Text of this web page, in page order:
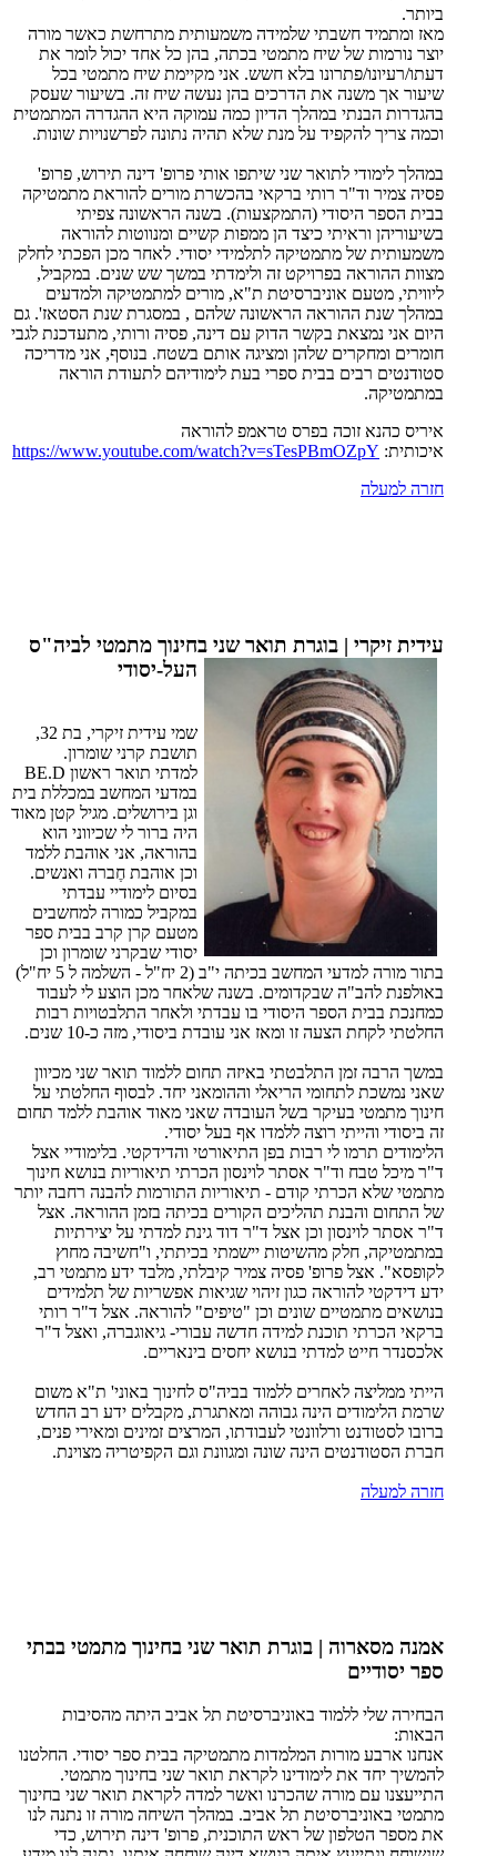
ביותר.
מאז ומתמיד חשבתי שלמידה משמעותית מתרחשת כאשר מורה
יוצר נורמות של שיח מתמטי בכתה, בהן כל אחד יכול לומר את
דעתו/רעיונו/פתרונו בלא חשש. אני מקיימת שיח מתמטי בכל
שיעור אך משנה את הדרכים בהן נעשה שיח זה. בשיעור שעסק
בהגדרות הבנתי במהלך הדיון כמה עמוקה היא ההגדרה המתמטית
וכמה צריך להקפיד על מנת שלא תהיה נתונה לפרשנויות שונות.
במהלך לימודי לתואר שני שיתפו אותי פרופ' דינה תירוש, פרופ'
פסיה צמיר וד"ר רותי ברקאי בהכשרת מורים להוראת מתמטיקה
בבית הספר היסודי (התמקצעות). בשנה הראשונה צפיתי
בשיעוריהן וראיתי כיצד הן ממפות קשיים ומנווטות להוראה
משמעותית של מתמטיקה לתלמידי יסודי. לאחר מכן הפכתי לחלק
מצוות ההוראה בפרויקט זה ולימדתי במשך שש שנים. במקביל,
ליוויתי, מטעם אוניברסיטת ת"א, מורים למתמטיקה ולמדעים
במהלך שנת ההוראה הראשונה שלהם , במסגרת שנת הסטאז'. גם
היום אני נמצאת בקשר הדוק עם דינה, פסיה ורותי, מתעדכנת לגבי
חומרים ומחקרים שלהן ומציגה אותם בשטח. בנוסף, אני מדריכה
סטודנטים רבים בבית ספרי בעת לימודיהם לתעודת הוראה
במתמטיקה.
איריס כהנא זוכה בפרס טראמפ להוראה
איכותית: https://www.youtube.com/watch?v=sTesPBmOZpY
חזרה למעלה
עידית זיקרי | בוגרת תואר שני בחינוך מתמטי לביה"ס
העל-יסודי
שמי עידית זיקרי, בת 32,
תושבת קרני שומרון.
למדתי תואר ראשון BE.D
במדעי המחשב במכללת בית
וגן בירושלים. מגיל קטן מאוד
היה ברור לי שכיווני הוא
בהוראה, אני אוהבת ללמד
וכן אוהבת חֶברה ואנשים.
בסיום לימודיי עבדתי
במקביל כמורה למחשבים
מטעם קרן קרב בבית ספר
יסודי שבקרני שומרון וכן
בתור מורה למדעי המחשב בכיתה י"ב (2 יח"ל - השלמה ל 5 יח"ל)
באולפנת להב"ה שבקדומים. בשנה שלאחר מכן הוצע לי לעבוד
כמחנכת בבית הספר היסודי בו עבדתי ולאחר התלבטויות רבות
החלטתי לקחת הצעה זו ומאז אני עובדת ביסודי, מזה כ-10 שנים.
במשך הרבה זמן התלבטתי באיזה תחום ללמוד תואר שני מכיוון
שאני נמשכת לתחומי הריאלי וההומאני יחד. לבסוף החלטתי על
חינוך מתמטי בעיקר בשל העובדה שאני מאוד אוהבת ללמד תחום
זה ביסודי והייתי רוצה ללמדו אף בעל יסודי.
הלימודים תרמו לי רבות בפן התיאורטי והדידקטי. בלימודיי אצל
ד"ר מיכל טבח וד"ר אסתר לוינסון הכרתי תיאוריות בנושא חינוך
מתמטי שלא הכרתי קודם - תיאוריות התורמות להבנה רחבה יותר
של התחום והבנת תהליכים הקורים בכיתה בזמן ההוראה. אצל
ד"ר אסתר לוינסון וכן אצל ד"ר דוד גינת למדתי על יצירתיות
במתמטיקה, חלק מהשיטות יישמתי בכיתתי, ו"חשיבה מחוץ
לקופסא". אצל פרופ' פסיה צמיר קיבלתי, מלבד ידע מתמטי רב,
ידע דידקטי להוראה כגון זיהוי שגיאות אפשריות של תלמידים
בנושאים מתמטיים שונים וכן "טיפים" להוראה. אצל ד"ר רותי
ברקאי הכרתי תוכנת למידה חדשה עבורי- גיאוגברה, ואצל ד"ר
אלכסנדר חייט למדתי בנושא יחסים בינאריים.
הייתי ממליצה לאחרים ללמוד בביה"ס לחינוך באוני' ת"א משום
שרמת הלימודים הינה גבוהה ומאתגרת, מקבלים ידע רב החדש
ברובו לסטודנט ורלוונטי לעבודתו, המרצים זמינים ומאירי פנים,
חברת הסטודנטים הינה שונה ומגוונת וגם הקפיטריה מצוינת.
חזרה למעלה
אמנה מסארוה | בוגרת תואר שני בחינוך מתמטי בבתי
ספר יסודיים
הבחירה שלי ללמוד באוניברסיטת תל אביב היתה מהסיבות
הבאות:
אנחנו ארבע מורות המלמדות מתמטיקה בבית ספר יסודי. החלטנו
להמשיך יחד את לימודינו לקראת תואר שני בחינוך מתמטי.
התייעצנו עם מורה שהכרנו ואשר למדה לקראת תואר שני בחינוך
מתמטי באוניברסיטת תל אביב. במהלך השיחה מורה זו נתנה לנו
את מספר הטלפון של ראש התוכנית, פרופ' דינה תירוש, כדי